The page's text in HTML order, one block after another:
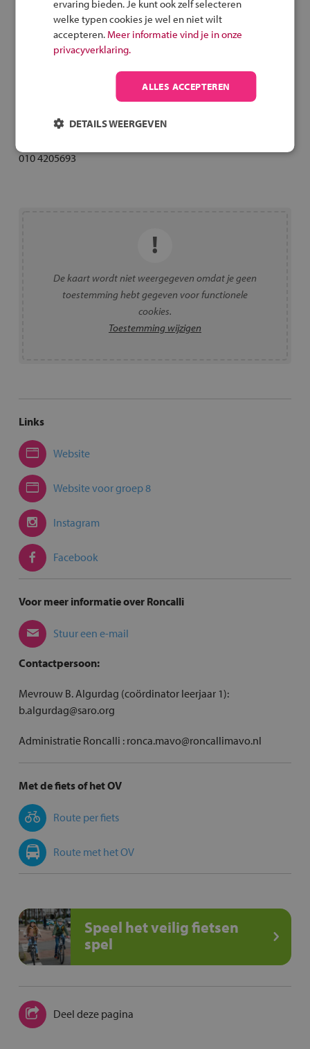
Inschrijvingsprocedure
Extra informatie
Tattistraat 3
010 4205693
De kaart wordt niet weergegeven omdat je geen
toestemming hebt gegeven voor functionele
cookies.
Toestemming wijzigen
Links
Website
Website voor groep 8
Instagram
Facebook
Voor meer informatie over Roncalli
Stuur een e-mail
Contactpersoon:
Mevrouw B. Algurdag (coördinator leerjaar 1):
b.algurdag@saro.org
Administratie Roncalli : ronca.mavo@roncallimavo.nl
Met de fiets of het OV
Route per fiets
Route met het OV
Speel het veilig fietsen
spel
Deel deze pagina
ervaring bieden. Je kunt ook zelf selecteren
welke typen cookies je wel en niet wilt
accepteren. Meer informatie vind je in onze
privacyverklaring.
ALLES ACCEPTEREN
DETAILS WEERGEVEN